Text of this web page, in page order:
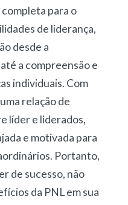
para o
de liderança,
desde a
a compreensão e
individuais. Com
relação de
líder e liderados,
e motivada para
Portanto,
de sucesso, não
da PNL em sua